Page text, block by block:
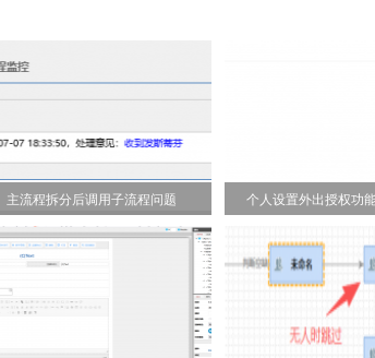
主流程拆分后调用子流程问题 个人设置外出授权功